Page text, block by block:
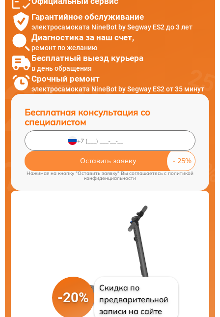
Гарантийное обслуживание
электросамоката NineBot by Segway ES2 до 3 лет
Диагностика за наш счет,
ремонт по желанию
Бесплатный выезд курьера
в день обращения
Срочный ремонт
электросамоката NineBot by Segway ES2 от 35 минут
Бесплатная консультация со
специалистом
Оставить заявку
Нажимая на кнопку "Оставить заявку" Вы соглашаетесь c политикой
конфиденциальности
-20%
Скидка по
предварительной
записи на сайте